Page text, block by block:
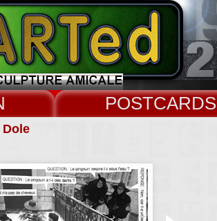
CARDS
Dole